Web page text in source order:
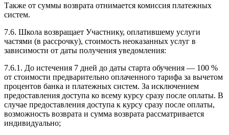
Также от суммы возврата отнимается комиссия платежных
систем.
7.6. Школа возвращает Участнику, оплатившему услуги
частями (в рассрочку), стоимость неоказанных услуг в
зависимости от даты получения уведомления:
7.6.1. До истечения 7 дней до даты старта обучения — 100 %
от стоимости предварительно оплаченного тарифа за вычетом
процентов банка и платежных систем. За исключением
предоставления доступа ко всему курсу сразу после оплаты. В
случае предоставления доступа к курсу сразу после оплаты,
возможность возврата и сумма возврата рассматривается
индивидуально;